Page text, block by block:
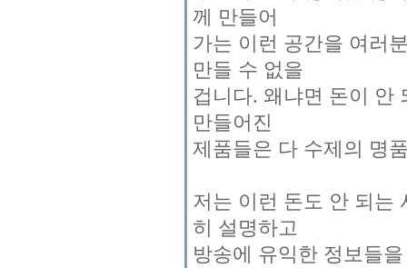
께 만들어
가는 이런 공간을 여러
만들 수 없을
겁니다. 왜냐면 돈이 안
만들어진
제품들은 다 수제의 명
저는 이런 돈도 안 되는
히 설명하고
방송에 유익한 정보들